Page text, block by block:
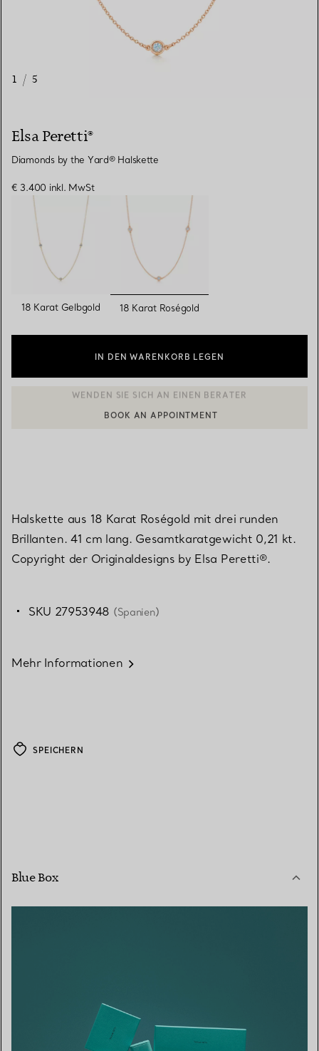
1 / 5
Elsa Peretti®
Diamonds by the Yard® Halskette
€ 3.400 inkl. MwSt
18 Karat Gelbgold ausgewählt
18 Karat Roségold
IN DEN WARENKORB LEGEN
EINEN KUNDENBERATER KONTAKTIEREN ODER EINEN
Halskette aus 18 Karat Roségold mit drei runden
Brillanten. 41 cm lang. Gesamtkaratgewicht 0,21 kt.
Copyright der Originaldesigns by Elsa Peretti®.
SKU 27953948 (Spanien)
Mehr Informationen
SPEICHERN
Blue Box